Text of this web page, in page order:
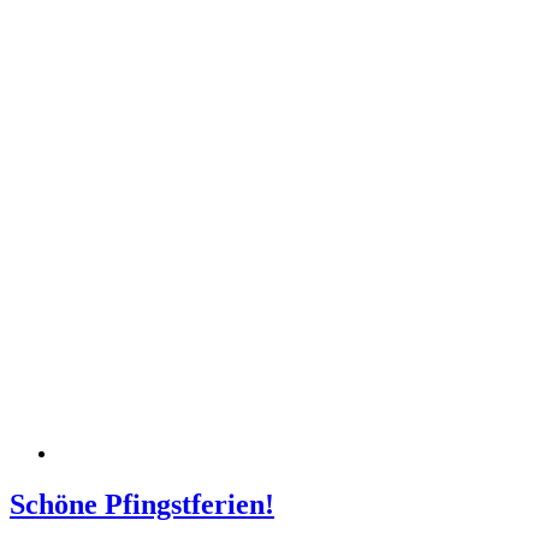
Schöne Pfingstferien!